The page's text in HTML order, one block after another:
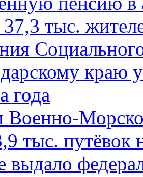
тыс.
краю
года
Военно-
тыс. путёвок
выдало